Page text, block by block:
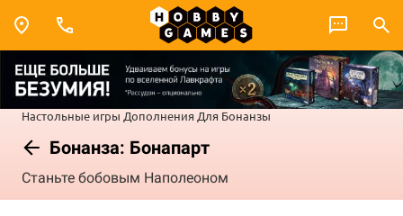
Настольные игры Дополнения Для Бонанзы
Бонанза: Бонапарт
Станьте бобовым Наполеоном